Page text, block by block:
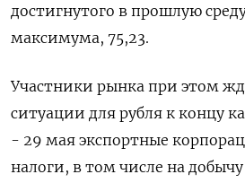
достигнутого в прошлую
максимума, 75,23.
Участники рынка при этом
ситуации для рубля к концу
- 29 мая экспортные
налоги, в том числе на